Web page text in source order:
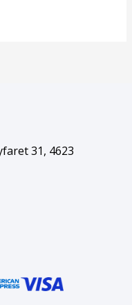
31, 4623